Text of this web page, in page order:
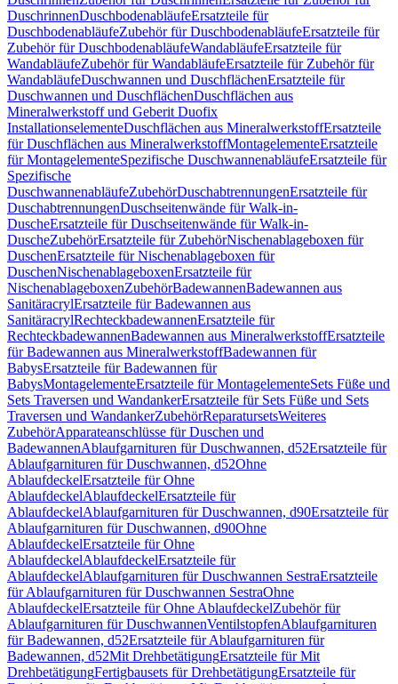
DuschrinnenDuschbodenabläufeErsatzteile für
DuschbodenabläufeZubehör für DuschbodenabläufeErsatzteile für
Zubehör für DuschbodenabläufeWandabläufeErsatzteile für
WandabläufeZubehör für WandabläufeErsatzteile für Zubehör für
WandabläufeDuschwannen und DuschflächenErsatzteile für
Duschwannen und DuschflächenDuschflächen aus
Mineralwerkstoff und Geberit Duofix
InstallationselementeDuschflächen aus MineralwerkstoffErsatzteile
für Duschflächen aus MineralwerkstoffMontagelementeErsatzteile
für MontagelementeSpezifische DuschwannenabläufeErsatzteile für
Spezifische
DuschwannenabläufeZubehörDuschabtrennungenErsatzteile für
DuschabtrennungenDuschseitenwände für Walk-in-
DuscheErsatzteile für Duschseitenwände für Walk-in-
DuscheZubehörErsatzteile für ZubehörNischenablageboxen für
DuschenErsatzteile für Nischenablageboxen für
DuschenNischenablageboxenErsatzteile für
NischenablageboxenZubehörBadewannenBadewannen aus
SanitäracrylErsatzteile für Badewannen aus
SanitäracrylRechteckbadewannenErsatzteile für
RechteckbadewannenBadewannen aus MineralwerkstoffErsatzteile
für Badewannen aus MineralwerkstoffBadewannen für
BabysErsatzteile für Badewannen für
BabysMontagelementeErsatzteile für MontagelementeSets Füße und
Sets Traversen und WandankerErsatzteile für Sets Füße und Sets
Traversen und WandankerZubehörReparatursetsWeiteres
ZubehörApparateanschlüsse für Duschen und
BadewannenAblaufgarnituren für Duschwannen, d52Ersatzteile für
Ablaufgarnituren für Duschwannen, d52Ohne
AblaufdeckelErsatzteile für Ohne
AblaufdeckelAblaufdeckelErsatzteile für
AblaufdeckelAblaufgarnituren für Duschwannen, d90Ersatzteile für
Ablaufgarnituren für Duschwannen, d90Ohne
AblaufdeckelErsatzteile für Ohne
AblaufdeckelAblaufdeckelErsatzteile für
AblaufdeckelAblaufgarnituren für Duschwannen SestraErsatzteile
für Ablaufgarnituren für Duschwannen SestraOhne
AblaufdeckelErsatzteile für Ohne AblaufdeckelZubehör für
Ablaufgarnituren für DuschwannenVentilstopfenAblaufgarnituren
für Badewannen, d52Ersatzteile für Ablaufgarnituren für
Badewannen, d52Mit DrehbetätigungErsatzteile für Mit
DrehbetätigungFertigbausets für DrehbetätigungErsatzteile für